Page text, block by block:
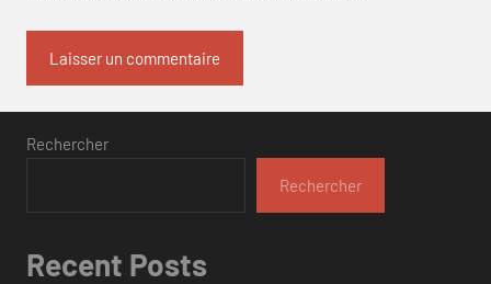
Rechercher
Rechercher
Recent Posts